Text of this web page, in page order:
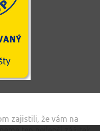
zajistili, že vám na